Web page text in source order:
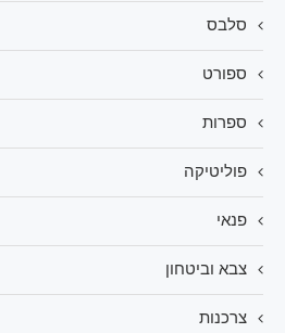
סלבס
ספורט
ספרות
פוליטיקה
פנאי
צבא וביטחון
צרכנות